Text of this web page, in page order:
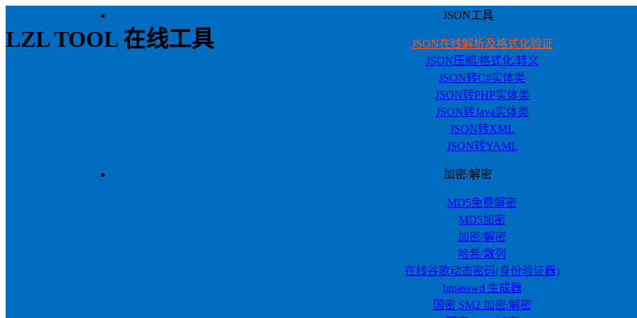
LZL TOOL 在线工具
JSON工具
JSON在线解析及格式化验证
JSON压缩/格式化/转义
JSON转C#实体类
JSON转PHP实体类
JSON转Java实体类
JSON转XML
JSON转YAML
加密/解密
MD5免费解密
MD5加密
加密/解密
哈希/散列
在线谷歌动态密码(身份验证器)
htpasswd 生成器
国密 SM2 加密/解密